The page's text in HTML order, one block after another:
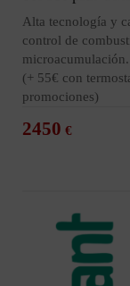
Alta tecnología y
control de
(+ 55€ con
promociones)
2450